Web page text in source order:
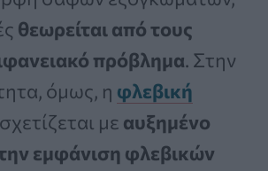
θεωρείται από τους
πρόβλημα. Στην
όμως, η φλεβική
σχετίζεται με αυξημένο
εμφάνιση φλεβικών